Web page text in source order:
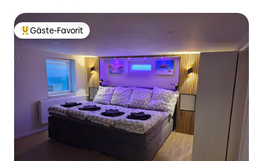
Beliebter Gäste-Favorit.
Gäste-Favorit